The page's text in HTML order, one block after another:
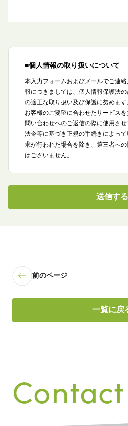
■個⼈情報の取り扱いについて
本⼊⼒フォームおよびメールでご連
報につきましては、個人情報保護法
の適正な取り扱い及び保護に努めます
お客様のご要望に合わせたサービス
問い合わせへのご返信の際に使⽤させ
法令等に基づき正規の⼿続きによっ
求が⾏われた場合を除き、第三者へ
はございません。
前のページ
一覧に戻